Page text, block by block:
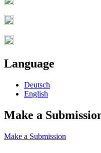
Language
Deutsch
English
Make a
Make a Submission